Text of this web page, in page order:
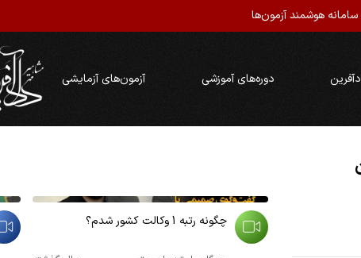
سامانه هوشمند آزمون‌ها
دوره‌های آموزشی آزمون‌های آزمایشی
چگونه رتبه 1 وکالت کشور شدم؟